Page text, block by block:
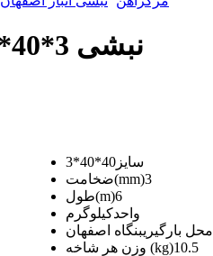
نبشی 3*40*40 انبار اصفهان
سایز 40*40*3
ضخامت(mm)3
طول(m)6
واحدکیلوگرم
محل بارگیریبنگاه اصفهان
وزن هر شاخه (kg)10.5